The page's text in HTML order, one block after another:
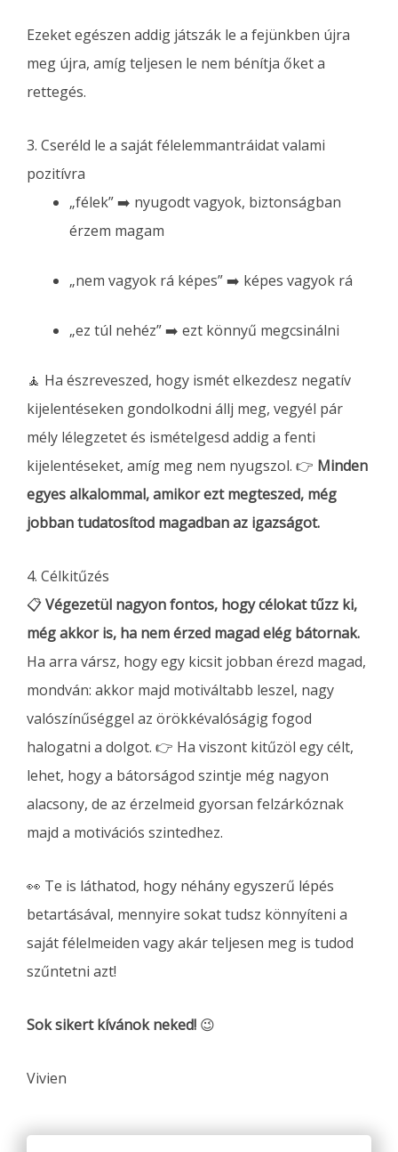
Ezeket egészen addig játszák le a fejünkben újra
meg újra, amíg teljesen le nem bénítja őket a
rettegés.
3. Cseréld le a saját félelemmantráidat valami
pozitívra
„félek” ➡️ nyugodt vagyok, biztonságban
érzem magam
„nem vagyok rá képes” ➡️ képes vagyok rá
„ez túl nehéz” ➡️ ezt könnyű megcsinálni
🧘 Ha észreveszed, hogy ismét elkezdesz negatív
kijelentéseken gondolkodni állj meg, vegyél pár
mély lélegzetet és ismételgesd addig a fenti
kijelentéseket, amíg meg nem nyugszol. 👉 Minden
egyes alkalommal, amikor ezt megteszed, még
jobban tudatosítod magadban az igazságot.
4. Célkitűzés
📋Végezetül nagyon fontos, hogy célokat tűzz ki,
még akkor is, ha nem érzed magad elég bátornak.
Ha arra vársz, hogy egy kicsit jobban érezd magad,
mondván: akkor majd motiváltabb leszel, nagy
valószínűséggel az örökkévalóságig fogod
halogatni a dolgot. 👉 Ha viszont kitűzöl egy célt,
lehet, hogy a bátorságod szintje még nagyon
alacsony, de az érzelmeid gyorsan felzárkóznak
majd a motivációs szintedhez.
👀 Te is láthatod, hogy néhány egyszerű lépés
betartásával, mennyire sokat tudsz könnyíteni a
saját félelmeiden vagy akár teljesen meg is tudod
szűntetni azt!
Sok sikert kívánok neked! 😉
Vivien